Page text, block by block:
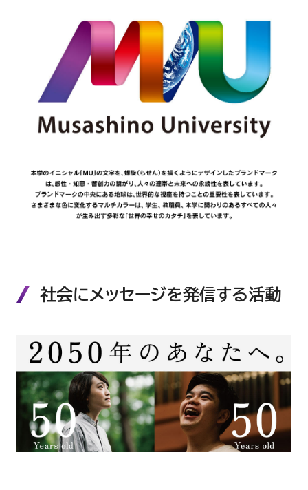
社会にメッセージを発信する活動